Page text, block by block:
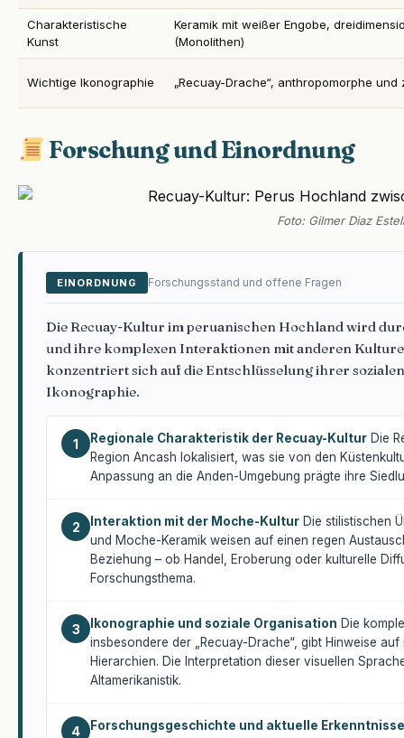
Charakteristische
Kunst
Keramik mit weißer Engobe,
(Monolithen)
Wichtige Ikonographie „Recuay-Drache“, anthropomorphe und
Forschung und Einordnung
Foto: Gilmer Diaz
EINORDNUNG Forschungsstand und offene Fragen
Die Recuay-Kultur im peruanischen Hochland wird
und ihre komplexen Interaktionen mit anderen
konzentriert sich auf die Entschlüsselung ihrer
Ikonographie.
1 Regionale Charakteristik der Recuay-Kultur Die
Region Ancash lokalisiert, was sie von den
Anpassung an die Anden-Umgebung prägte ihre
2 Interaktion mit der Moche-Kultur Die stilistischen
und Moche-Keramik weisen auf einen regen
Beziehung – ob Handel, Eroberung oder kulturelle
Forschungsthema.
3 Ikonographie und soziale Organisation Die
insbesondere der „Recuay-Drache“, gibt Hinweise
Hierarchien. Die Interpretation dieser visuellen
Altamerikanistik.
4
Forschungsgeschichte und aktuelle Erkenntnisse